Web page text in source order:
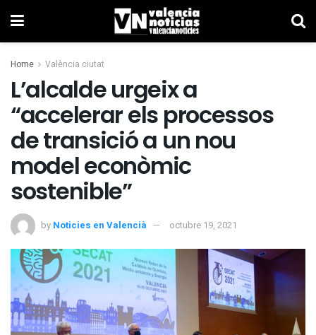
Home València ciutat
L’alcalde urgeix a
“accelerar els processos
de transició a un nou
model econòmic
sostenible”
by Noticies en Valencià octubre 19, 2021